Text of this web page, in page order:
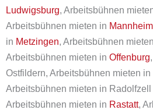
Ludwigsburg, Arbeitsbühnen
Arbeitsbühnen mieten in Mannheim
in Metzingen, Arbeitsbühnen
Arbeitsbühnen mieten in Offenburg
Ostfildern, Arbeitsbühnen mieten in
Arbeitsbühnen mieten in
Arbeitsbühnen mieten in Rastatt,